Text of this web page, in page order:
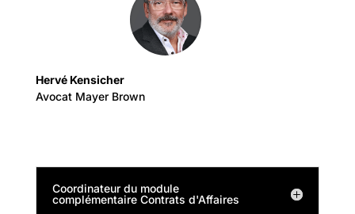
Hervé Kensicher
Avocat Mayer Brown
Coordinateur du module
complémentaire Contrats d'Affaires